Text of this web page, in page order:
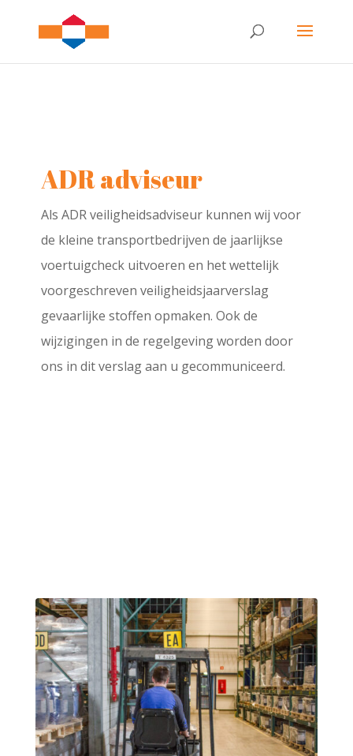
ADR adviseur
Als ADR veiligheidsadviseur kunnen wij voor
de kleine transportbedrijven de jaarlijkse
voertuigcheck uitvoeren en het wettelijk
voorgeschreven veiligheidsjaarverslag
gevaarlijke stoffen opmaken. Ook de
wijzigingen in de regelgeving worden door
ons in dit verslag aan u gecommuniceerd.